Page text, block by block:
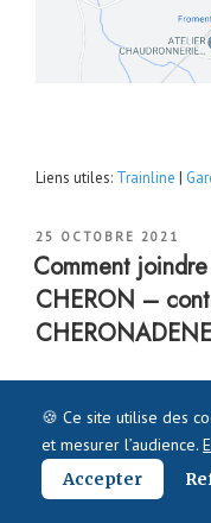
Liens utiles: Trainline |
PUBLIÉ
LE
25 OCTOBRE 2021
Comment
CHERON –
🍪 Ce site utilise des
et mesurer l’audience.
Accepter